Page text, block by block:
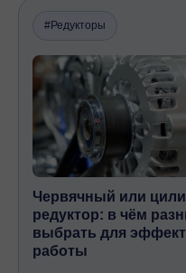
#Редукторы
Червячный или
редуктор: в чём
выбрать для
работы